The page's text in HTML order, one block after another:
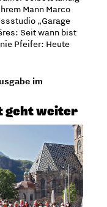
Mann Marco
„Garage
Seit wann bist
Pfeifer: Heute
im
geht weiter